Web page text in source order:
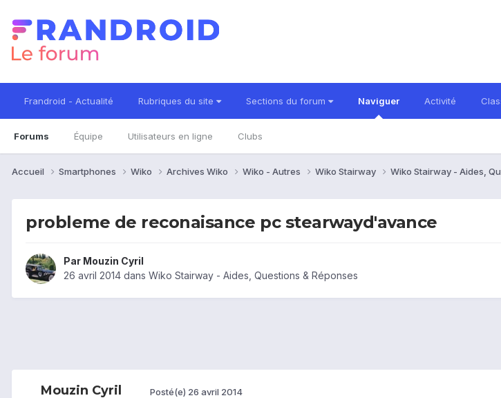
Frandroid - Actualité Rubriques du site Sections du forum Naviguer
Forums Équipe Utilisateurs en ligne Clubs
Activité
Accueil Smartphones Wiko Archives Wiko Wiko - Autres Wiko Stairway Wiko Stairway - Aides,
probleme de reconaisance pc stearwayd'avance
Par Mouzin Cyril
26 avril 2014 dans Wiko Stairway - Aides, Questions & Réponses
Mouzin Cyril Posté(e) 26 avril 2014